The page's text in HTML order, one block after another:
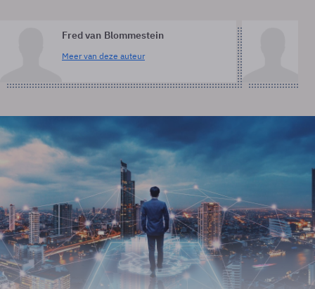
Fred van Blommestein
Meer van deze auteur